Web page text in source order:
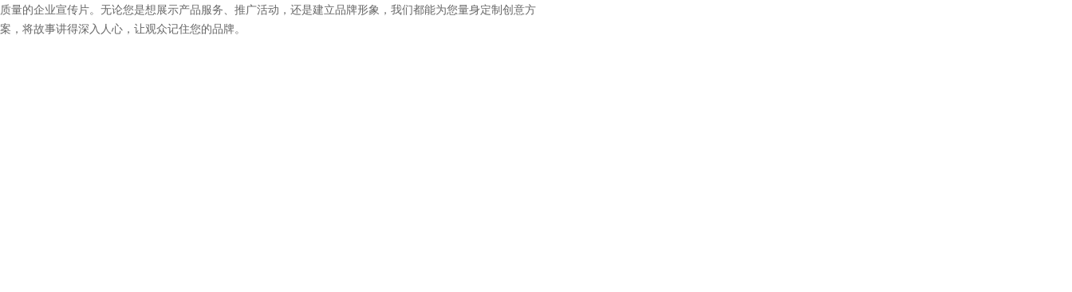
质量的企业宣传片。无论您是想展示产品服务、推广活动，还是建立品牌形象，我们都能为您量身定制创意方
案，将故事讲得深入人心，让观众记住您的品牌。